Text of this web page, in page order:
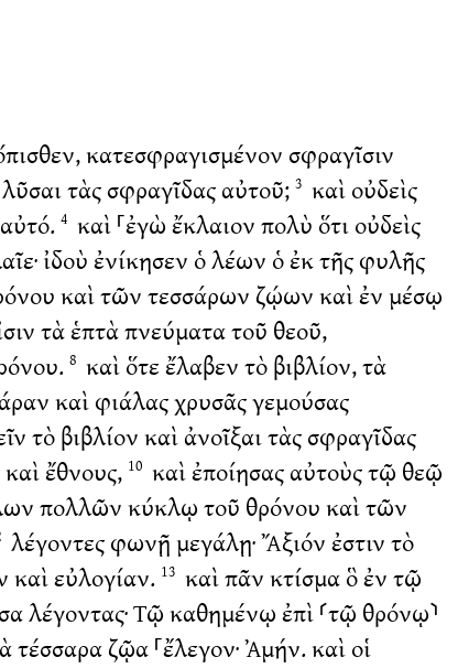
κατεσφραγισμένον σφραγῖσιν
τὰς σφραγῖδας αὐτοῦ; 3 καὶ οὐδεὶς
4 καὶ ⸀ἐγὼ ἔκλαιον πολὺ ὅτι οὐδεὶς
ἰδοὺ ἐνίκησεν ὁ λέων ὁ ἐκ τῆς φυλῆς
καὶ τῶν τεσσάρων ζῴων καὶ ἐν μέσῳ
τὰ ἑπτὰ πνεύματα τοῦ θεοῦ,
8 καὶ ὅτε ἔλαβεν τὸ βιβλίον, τὰ
καὶ φιάλας χρυσᾶς γεμούσας
τὸ βιβλίον καὶ ἀνοῖξαι τὰς σφραγῖδας
ἔθνους, 10 καὶ ἐποίησας αὐτοὺς τῷ θεῷ
πολλῶν κύκλῳ τοῦ θρόνου καὶ τῶν
λέγοντες φωνῇ μεγάλῃ· Ἄξιόν ἐστιν τὸ
καὶ εὐλογίαν. 13 καὶ πᾶν κτίσμα ὃ ἐν τῷ
λέγοντας· Τῷ καθημένῳ ἐπὶ ⸂τῷ θρόνῳ⸃
τέσσαρα ζῷα ⸀ἔλεγον· Ἀμήν. καὶ οἱ